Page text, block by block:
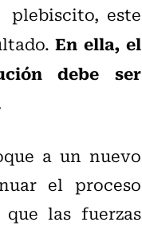
plebiscito, este
En ella, el
debe ser
a un nuevo
el proceso
las fuerzas